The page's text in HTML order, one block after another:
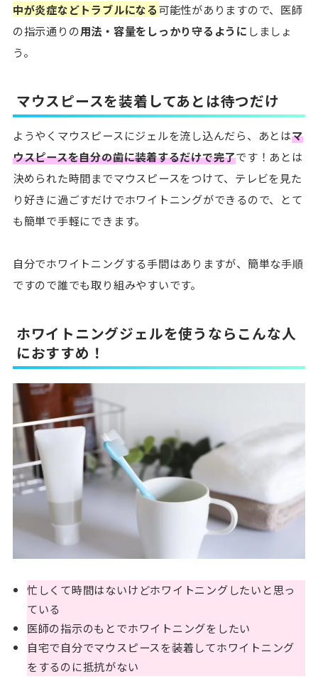
中が炎症などトラブルになる可能性がありますので、医師
の指示通りの用法・容量をしっかり守るように しましょ
う。
マウスピースを装着してあとは待つだけ
ようやくマウスピースにジェルを流し込んだら、あとはマ
ウスピースを自分の歯に装着するだけで完了です！あとは
決められた時間までマウスピースをつけて、テレビを見た
り好きに過ごすだけでホワイトニングができるので、とて
も簡単で手軽にできます。
自分でホワイトニングする手間はありますが、簡単な手順
ですので誰でも取り組みやすいです。
ホワイトニングジェルを使うならこんな人
におすすめ！
忙しくて時間はないけどホワイトニングしたいと思っ
ている
医師の指示のもとでホワイトニングをしたい
自宅で自分でマウスピースを装着してホワイトニング
をするのに抵抗がない